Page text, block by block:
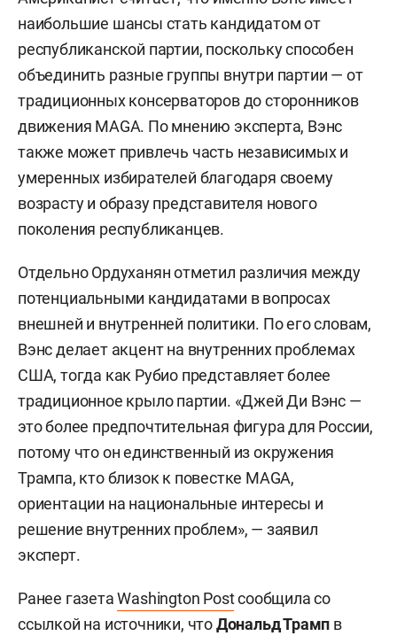
наибольшие шансы стать кандидатом от
республиканской партии, поскольку способен
объединить разные группы внутри партии — от
традиционных консерваторов до сторонников
движения MAGA. По мнению эксперта, Вэнс
также может привлечь часть независимых и
умеренных избирателей благодаря своему
возрасту и образу представителя нового
поколения республиканцев.
Отдельно Ордуханян отметил различия между
потенциальными кандидатами в вопросах
внешней и внутренней политики. По его словам,
Вэнс делает акцент на внутренних проблемах
США, тогда как Рубио представляет более
традиционное крыло партии. «Джей Ди Вэнс —
это более предпочтительная фигура для России,
потому что он единственный из окружения
Трампа, кто близок к повестке MAGA,
ориентации на национальные интересы и
решение внутренних проблем», — заявил
эксперт.
Ранее газетаWashington Postсообщила со
ссылкой на источники, чтоДональд Трамп в